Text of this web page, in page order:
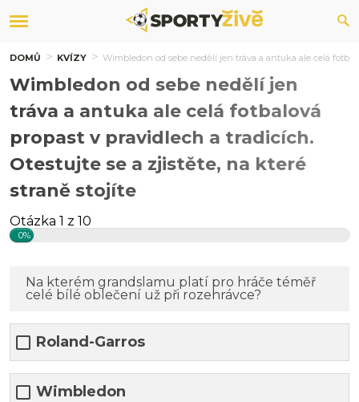
DOMŮ KVÍZY Wimbledon od sebe nedělí jen tráva a antuka ale celá
Wimbledon od sebe nedělí jen
tráva a antuka ale celá fotbalová
propast v pravidlech a tradicích.
Otestujte se a zjistěte, na které
straně stojíte
Otázka 1 z 10
0%
Na kterém grandslamu platí pro hráče téměř
celé bílé oblečení už při rozehrávce?
Roland-Garros
Wimbledon